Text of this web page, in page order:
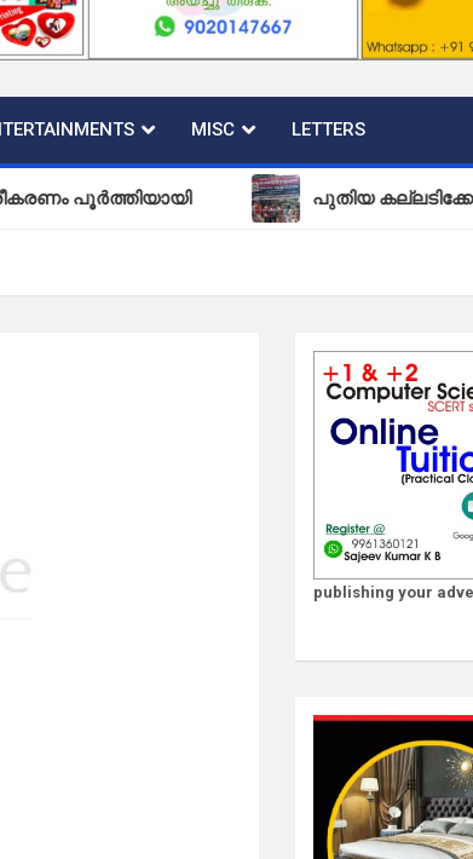
MISC LETTERS
പുതിയ കല്ലടിക്കോട്
publishing your